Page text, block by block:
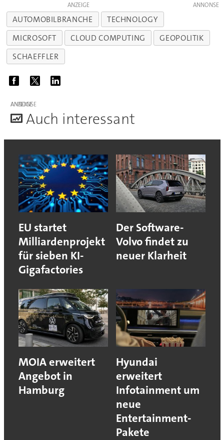
ANZEIGE
AUTOMOBILBRANCHE
TECHNOLOGY
MICROSOFT
CLOUD COMPUTING
GEOPOLITIK
SCHAEFFLER
ANZEIGE
Auch interessant
EU startet
Milliardenprojekt
für sieben KI-
Gigafactories
Der Software-
Volvo findet zu
neuer Klarheit
MOIA erweitert
Angebot in
Hamburg
Hyundai
erweitert
Infotainment um
neue
Entertainment-
Pakete